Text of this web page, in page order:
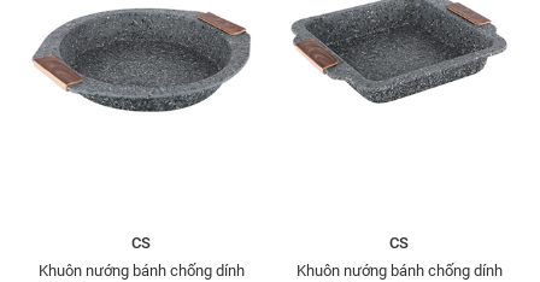
CS
Khuôn nướng bánh chống dính
CS
Khuôn nướng bánh chống dính